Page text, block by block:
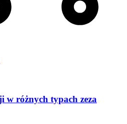
w różnych typach zeza